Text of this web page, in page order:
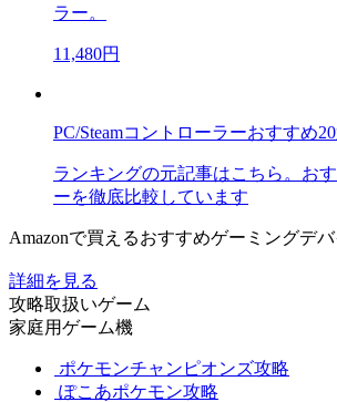
ラー。
11,480円
PC/Steamコントローラーおすすめ
ランキングの元記事はこちら。お
ーを徹底比較しています
Amazonで買えるおすすめゲーミングデバ
詳細を見る
攻略取扱いゲーム
家庭用ゲーム機
ポケモンチャンピオンズ攻略
ぽこあポケモン攻略